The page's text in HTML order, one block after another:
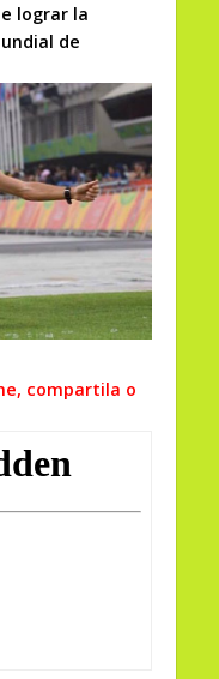
lograr la
de
compartila o